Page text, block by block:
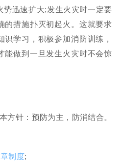
势迅速扩大;发生火灾时一定要
的措施扑灭初起火。这就要求
识学习，积极参加消防训练，
能做到一旦发生火灾时不会惊
方针：预防为主，防消结合。
制度;